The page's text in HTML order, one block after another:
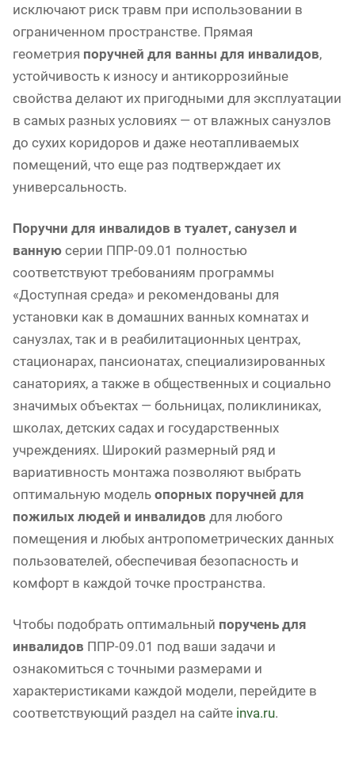
исключают риск травм при использовании в
ограниченном пространстве. Прямая
геометрия поручней для ванны для инвалидов,
устойчивость к износу и антикоррозийные
свойства делают их пригодными для эксплуатации
в самых разных условиях — от влажных санузлов
до сухих коридоров и даже неотапливаемых
помещений, что еще раз подтверждает их
универсальность.
Поручни для инвалидов в туалет, санузел и
ванную серии ППР-09.01 полностью
соответствуют требованиям программы
«Доступная среда» и рекомендованы для
установки как в домашних ванных комнатах и
санузлах, так и в реабилитационных центрах,
стационарах, пансионатах, специализированных
санаториях, а также в общественных и социально
значимых объектах — больницах, поликлиниках,
школах, детских садах и государственных
учреждениях. Широкий размерный ряд и
вариативность монтажа позволяют выбрать
оптимальную модель опорных поручней для
пожилых людей и инвалидов для любого
помещения и любых антропометрических данных
пользователей, обеспечивая безопасность и
комфорт в каждой точке пространства.
Чтобы подобрать оптимальный поручень для
инвалидов ППР-09.01 под ваши задачи и
ознакомиться с точными размерами и
характеристиками каждой модели, перейдите в
соответствующий раздел на сайте inva.ru.